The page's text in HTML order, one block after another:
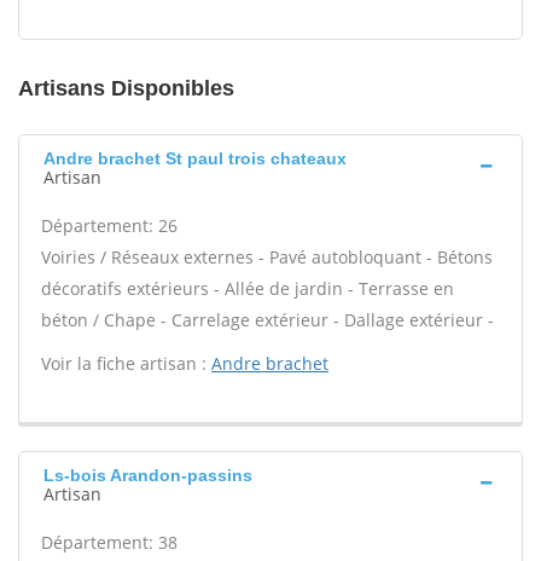
Artisans Disponibles
Andre brachet St paul trois chateaux
Artisan
Département: 26
Voiries / Réseaux externes - Pavé autobloquant - Bétons
décoratifs extérieurs - Allée de jardin - Terrasse en
béton / Chape - Carrelage extérieur - Dallage extérieur -
Voir la fiche artisan : Andre brachet
Ls-bois Arandon-passins
Artisan
Département: 38